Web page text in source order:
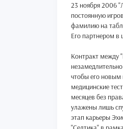
23 ноября 2006
постоянную
фамилию на
Его партнером в
Контракт между
чтобы его новым
медицинские
месяцев без
улажены лишь
этап карьеры